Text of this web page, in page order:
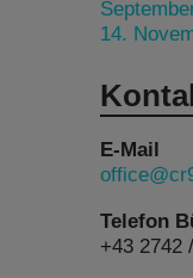
14.
E-Mail
Telefon
+43 2742